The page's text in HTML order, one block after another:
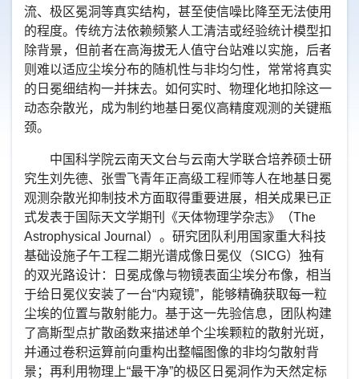
流、极区冕洞等真实结构，甚至使信噪比降至无法使用
的程度。传统方法依赖频繁人工清洁或经验统计模型扣
除背景，但前者在高海拔无人值守台站难以实施，后者
则难以适应尘埃分布的随机性与非均匀性，常常将真实
的日冕细结构一并抹去。如何实时、物理化地扣除这一
动态杂散光，成为制约地基日冕仪高精度观测的关键瓶
颈。
中国科学院云南天文台与云南大学联合培养硕士研
究生刘先德、张雪飞青年正高级工程师等人在地基日冕
观测杂散光抑制技术方面取得重要进展，相关成果已正
式发表于国际天文学期刊
《天体物理学杂志》（The
Astrophysical Journal）。研究团队利用国家重大科技
基础设施子午工程二期光谱成像日冕仪（SICG）独有
的双光路设计：日冕成像与物镜表面尘埃分布像，相当
于给日冕仪安装了一台“内窥镜”，能够精确获取每一粒
尘埃的位置与散射能力。基于这一先验信息，团队构建
了高斯型点扩散函数来描述单个尘埃颗粒的散射光斑，
并通过卷积运算前向重构出整幅图像的非均匀散射背
景；再利用物理上“最干净”的极区日冕洞作为天然定标